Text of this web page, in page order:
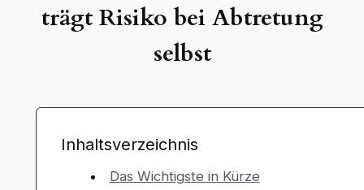
trägt Risiko bei Abtretung
selbst
Inhaltsverzeichnis
Das Wichtigste in Kürze